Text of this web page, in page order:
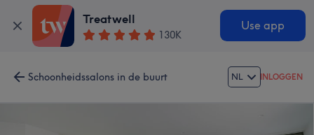
Treatwell
130K
Use app
Schoonheidssalons in de buurt NL INLOGGEN